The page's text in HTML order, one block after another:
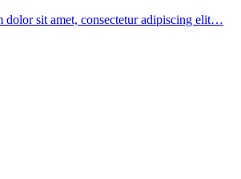
dolor sit amet, consectetur adipiscing elit…